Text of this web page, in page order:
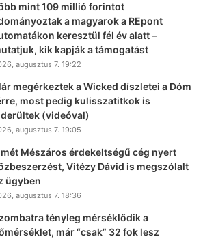
mint 109 millió forintot
a magyarok a REpont
keresztül fél év alatt –
kik kapják a támogatást
augusztus 7. 19:22
megérkeztek a Wicked díszletei a Dóm
most pedig kulisszatitkok is
(videóval)
augusztus 7. 19:05
Mészáros érdekeltségű cég nyert
Vitézy Dávid is megszólalt
ügyben
augusztus 7. 18:36
tényleg mérséklődik a
már “csak” 32 fok lesz